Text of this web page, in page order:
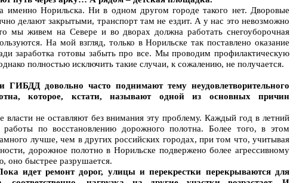
именно Норильска. Ни в одном другом городе такого нет. Дворовые
делают закрытыми, транспорт там не ездит. А у нас это невозможно
мы живем на Севере и во дворах должна работать снегоуборочная
На мой взгляд, только в Норильске так поставлено оказание
заработка готовы забыть про все. Мы проводим профилактическую
полностью исключить такие случаи, к сожалению, не получается.
ГИБДД довольно часто поднимают тему неудовлетворительного
которое, кстати, называют одной из основных причин
власти не оставляют без внимания эту проблему. Каждый год в летний
по восстановлению дорожного полотна. Более того, в этом
лучше, чем в других российских городах, при том что, учитывая
дорожное полотно в Норильске подвержено более агрессивному
оно быстрее разрушается.
идет ремонт дорог, улицы и перекрестки перекрываются для